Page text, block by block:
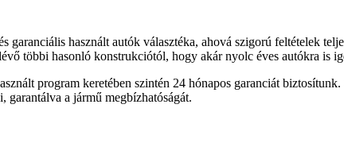
garanciális használt autók választéka, ahová szigorú feltételek
többi hasonló konstrukciótól, hogy akár nyolc éves autókra is
program keretében szintén 24 hónapos garanciát
a jármű megbízhatóságát.